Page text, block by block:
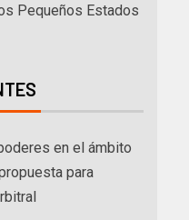
Pequeños Estados
en el ámbito
para